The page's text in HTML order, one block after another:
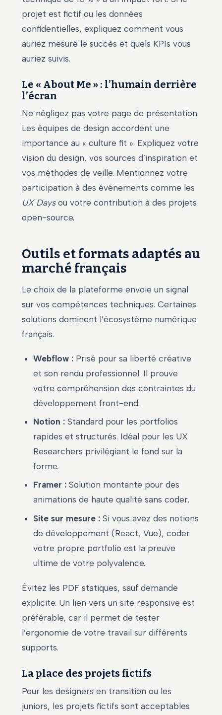
projet est fictif ou les données
confidentielles, expliquez comment vous
auriez mesuré le succès et quels KPIs vous
auriez suivis.
Le « About Me » : l’humain derrière
l’écran
Ne négligez pas votre page de présentation.
Les équipes de design accordent une
importance au « culture fit ». Expliquez votre
vision du design, vos sources d’inspiration et
vos méthodes de veille. Mentionnez votre
participation à des événements comme les
UX Daysou votre contribution à des projets
open-source.
Outils et formats adaptés au
marché français
Le choix de la plateforme envoie un signal
sur vos compétences techniques. Certaines
solutions dominent l’écosystème numérique
français.
Webflow : Prisé pour sa liberté créative
et son rendu professionnel. Il prouve
votre compréhension des contraintes du
développement front-end.
Notion : Standard pour les portfolios
rapides et structurés. Idéal pour les UX
Researchers privilégiant le fond sur la
forme.
Framer : Solution montante pour des
animations de haute qualité sans coder.
Site sur mesure : Si vous avez des notions
de développement (React, Vue), coder
votre propre portfolio est la preuve
ultime de votre polyvalence.
Évitez les PDF statiques, sauf demande
explicite. Un lien vers un site responsive est
préférable, car il permet de tester
l’ergonomie de votre travail sur différents
supports.
La place des projets fictifs
Pour les designers en transition ou les
juniors, les projets fictifs sont acceptables